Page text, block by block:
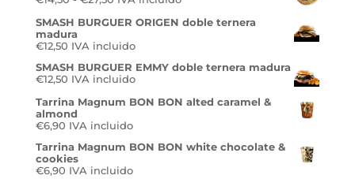
precios:
€14,50
€27,50
SMASH BURGUER ORIGEN doble ternera
madura
€12,50 IVA incluido
SMASH BURGUER EMMY doble ternera madura
€12,50 IVA incluido
Tarrina Magnum BON BON alted caramel &
almond
€6,90 IVA incluido
Tarrina Magnum BON BON white chocolate &
cookies
€6,90 IVA incluido